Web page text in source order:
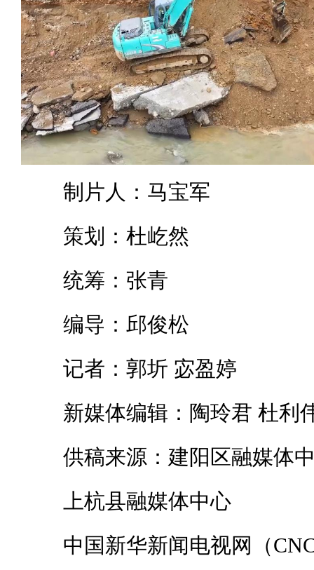
制片人：马宝军
策划：杜屹然
统筹：张青
编导：邱俊松
记者：郭圻 宓盈婷
新媒体编辑：陶玲君 杜利
供稿来源：建阳区融媒体
上杭县融媒体中心
中国新华新闻电视网（